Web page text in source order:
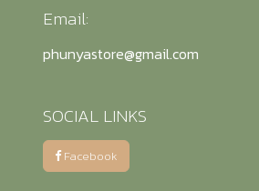
Email:
phunyastore@gmail.com
SOCIAL LINKS
Facebook